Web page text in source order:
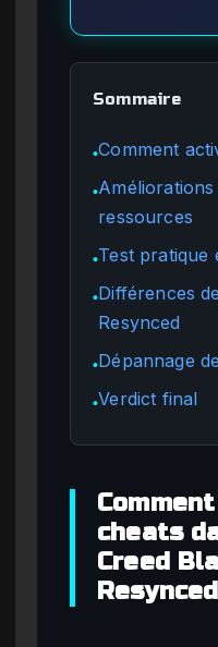
Sommaire
●Comment
●
ressources
●Test pratique
●Différences
Resynced
●Dépannage
●Verdict final
cheats
Creed